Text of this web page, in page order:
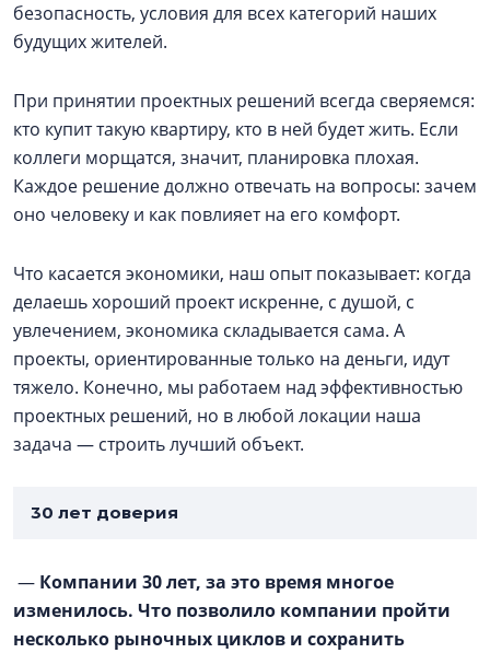
безопасность, условия для всех категорий наших
будущих жителей.
При принятии проектных решений всегда сверяемся:
кто купит такую квартиру, кто в ней будет жить. Если
коллеги морщатся, значит, планировка плохая.
Каждое решение должно отвечать на вопросы: зачем
оно человеку и как повлияет на его комфорт.
Что касается экономики, наш опыт показывает: когда
делаешь хороший проект искренне, с душой, с
увлечением, экономика складывается сама. А
проекты, ориентированные только на деньги, идут
тяжело. Конечно, мы работаем над эффективностью
проектных решений, но в любой локации наша
задача — строить лучший объект.
30 лет доверия
— Компании 30 лет, за это время многое
изменилось. Что позволило компании пройти
несколько рыночных циклов и сохранить